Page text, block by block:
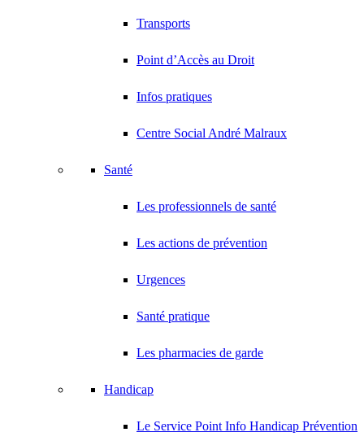
Transports
Point d’Accès au Droit
Infos pratiques
Centre Social André Malraux
Santé
Les professionnels de santé
Les actions de prévention
Urgences
Santé pratique
Les pharmacies de garde
Handicap
Le Service Point Info Handicap Prévention